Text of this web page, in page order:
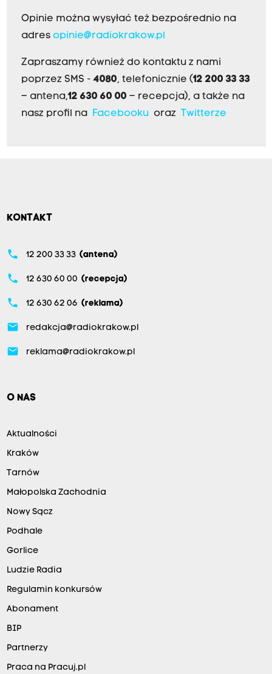
Opinie można wysyłać też bezpośrednio na
adres opinie@radiokrakow.pl
Zapraszamy również do kontaktu z nami
poprzez SMS - 4080, telefonicznie (12 200 33 33
– antena,12 630 60 00 – recepcja), a także na
nasz profil na Facebookuoraz Twitterze
KONTAKT
phone 12 200 33 33 (antena)
phone 12 630 60 00 (recepcja)
phone 12 630 62 06 (reklama)
email redakcja@radiokrakow.pl
email reklama@radiokrakow.pl
O NAS
Aktualności
Kraków
Tarnów
Małopolska Zachodnia
Nowy Sącz
Podhale
Gorlice
Ludzie Radia
Regulamin konkursów
Abonament
BIP
Partnerzy
Praca na Pracuj.pl